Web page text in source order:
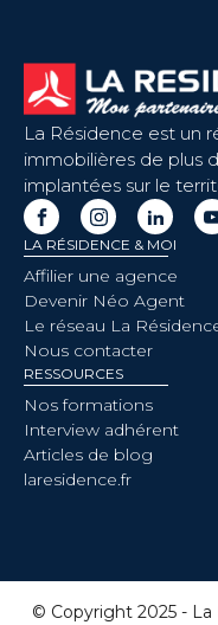
La Résidence est un
immobilières de plus
implantées sur le
LA RÉSIDENCE & MOI
Affilier une agence
Devenir Néo Agent
Le réseau La
Nous contacter
RESSOURCES
Nos formations
Interview adhérent
Articles de blog
laresidence.fr
© Copyright 2025 -